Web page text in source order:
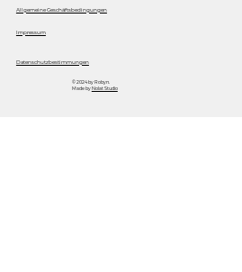
Allgemeine Geschäftsbedingungen
Impressum
Datenschutzbestimmungen
© 2024 by Robyn.
Made by Nolat Studio